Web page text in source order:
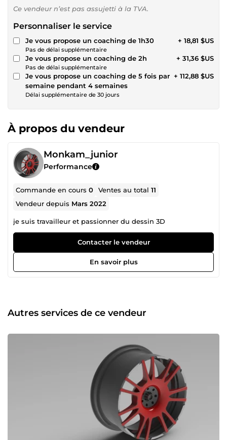
Ce vendeur n’est pas assujetti à la TVA.
Personnaliser le service
Je vous propose un coaching de 1h30
Pas de délai supplémentaire
+ 18,81 $US
Je vous propose un coaching de 2h
Pas de délai supplémentaire
+ 31,36 $US
Je vous propose un coaching de 5 fois par
semaine pendant 4 semaines
Délai supplémentaire de 30 jours
+ 112,88 $US
À propos du vendeur
Monkam_junior
Performance
Commande en cours0 Ventes au total11
Vendeur depuis Mars 2022
je suis travailleur et passionner du dessin 3D
Contacter le vendeur
En savoir plus
Autres services de ce vendeur